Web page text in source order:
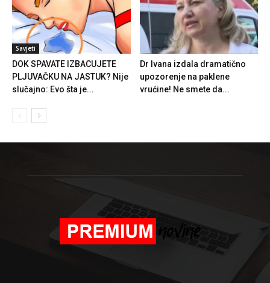
Savjeti
DOK SPAVATE IZBACUJETE
PLJUVAČKU NA JASTUK? Nije
slučajno: Evo šta je...
Dr Ivana izdala dramatično
upozorenje na paklene
vrućine! Ne smete da...